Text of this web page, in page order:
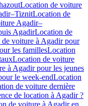
Location de voiture
Location de
Agadir–
AgadirLocation de
voiture à Agadir pour
les famillesLocation
Location de voiture
à Agadir pour les jeunes
le week-endLocation
de voiture dernière
de location à Agadir ?
de voiture à Agadir en